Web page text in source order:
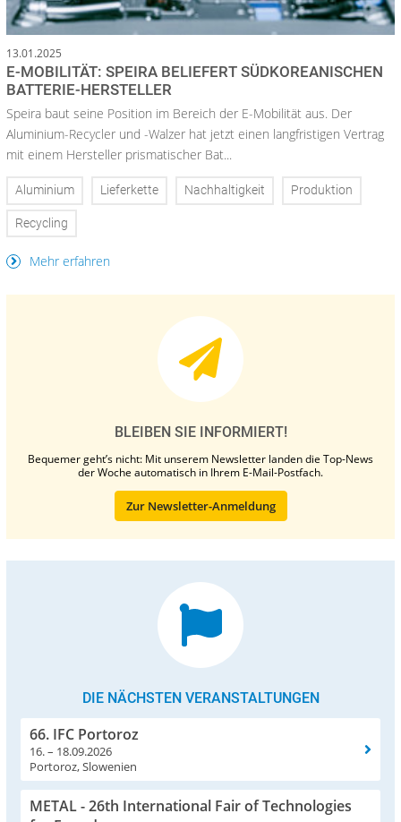
13.01.2025
E-MOBILITÄT: SPEIRA BELIEFERT SÜDKOREANISCHEN
BATTERIE-HERSTELLER
Speira baut seine Position im Bereich der E-Mobilität aus. Der
Aluminium-Recycler und -Walzer hat jetzt einen langfristigen Vertrag
mit einem Hersteller prismatischer Bat...
Aluminium Lieferkette Nachhaltigkeit Produktion
Recycling
Mehr erfahren
BLEIBEN SIE INFORMIERT!
Bequemer geht’s nicht: Mit unserem Newsletter landen die Top-News
der Woche automatisch in Ihrem E-Mail-Postfach.
Zur Newsletter-Anmeldung
DIE NÄCHSTEN VERANSTALTUNGEN
66. IFC Portoroz
16. – 18.09.2026
Portoroz, Slowenien
METAL - 26th International Fair of Technologies